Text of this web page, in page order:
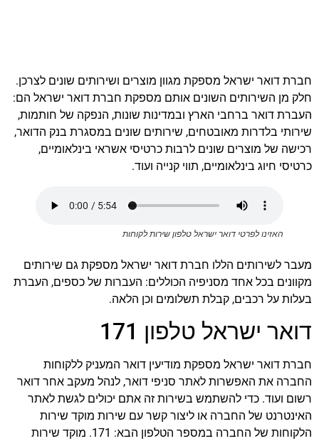
חברת דואר ישראל מספקת מגוון מוצרים ושירותים שונים לצרכן.
חלק מן השירותים השונים אותם מספקת חברת דואר ישראל הם:
העברת דואר ברחבי הארץ ובמדינות שונות, הנפקה של חותמות,
שירותי בלדרות מאובטחים, שירותים שונים במסגרת בנק הדואר,
רכישה של מוצרים שונים לרבות כרטיסי אשראי בינלאומיים,
כרטיסי חיוג בינלאומיים, תווי קנייה ועוד.
האזינו לפרטי דואר ישראל טלפון שירות לקוחות
מעבר לשירותים הללו חברת דואר ישראל מספקת גם שירותים
מקוונים בכל אחד מסניפיה הכוללים: העברות של כספים, העברת
בעלות על רכבים, קבלת תשלומים וכן הלאה.
דואר ישראל טלפון 171
חברת דואר ישראל מספקת מודיעין דואר המעניק ללקוחות
החברה את האפשרות לאתר סניפי דואר, לנהל מעקב אחר דואר
רשום ועוד. כדי להשתמש בשירות זה אתם יכולים לגשת לאתר
האינטרנט של החברה או ליצור קשר עם שירות מוקד שירות
הלקוחות של החברה במספר הטלפון הבא: 171. מוקד שירות